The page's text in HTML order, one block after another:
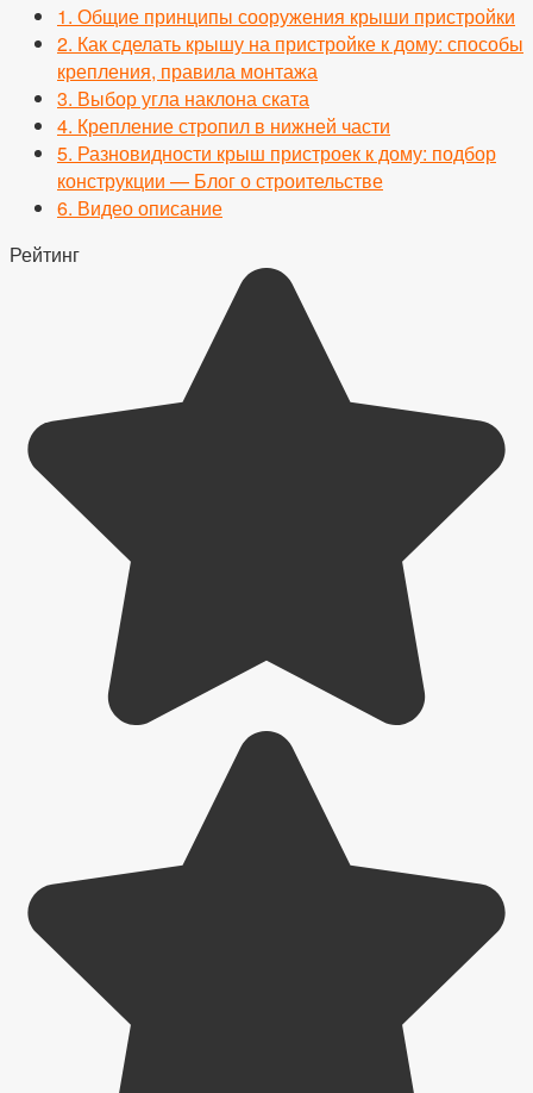
1. Общие принципы сооружения крыши пристройки
2. Как сделать крышу на пристройке к дому: способы
крепления, правила монтажа
3. Выбор угла наклона ската
4. Крепление стропил в нижней части
5. Разновидности крыш пристроек к дому: подбор
конструкции — Блог о строительстве
6. Видео описание
Рейтинг